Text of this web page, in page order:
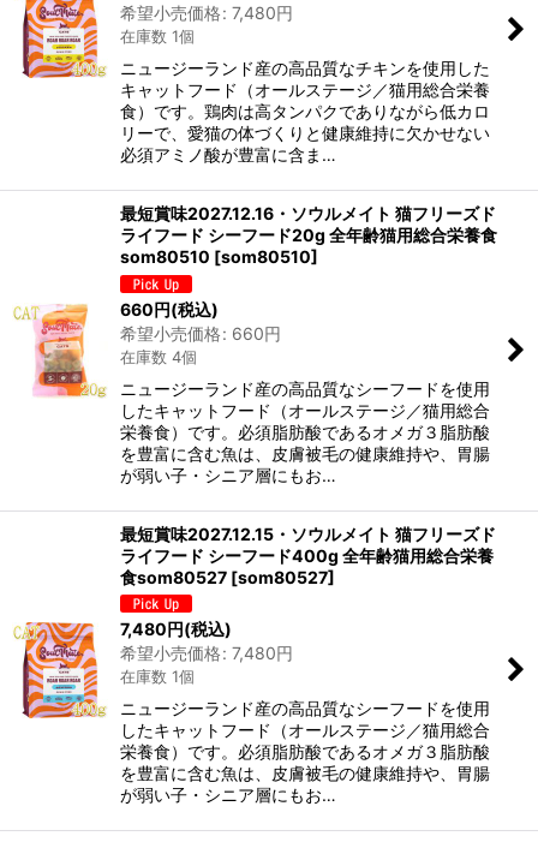
希望小売価格: 7,480円
在庫数 1個
ニュージーランド産の高品質なチキンを使用した
キャットフード（オールステージ／猫用総合栄養
食）です。鶏肉は高タンパクでありながら低カロ
リーで、愛猫の体づくりと健康維持に欠かせない
必須アミノ酸が豊富に含ま…
最短賞味2027.12.16・ソウルメイト 猫フリーズド
ライフード シーフード20g 全年齢猫用総合栄養食
som80510 [som80510]
660円(税込)
希望小売価格: 660円
在庫数 4個
ニュージーランド産の高品質なシーフードを使用
したキャットフード（オールステージ／猫用総合
栄養食）です。必須脂肪酸であるオメガ３脂肪酸
を豊富に含む魚は、皮膚被毛の健康維持や、胃腸
が弱い子・シニア層にもお…
最短賞味2027.12.15・ソウルメイト 猫フリーズド
ライフード シーフード400g 全年齢猫用総合栄養
食som80527 [som80527]
7,480円(税込)
希望小売価格: 7,480円
在庫数 1個
ニュージーランド産の高品質なシーフードを使用
したキャットフード（オールステージ／猫用総合
栄養食）です。必須脂肪酸であるオメガ３脂肪酸
を豊富に含む魚は、皮膚被毛の健康維持や、胃腸
が弱い子・シニア層にもお…